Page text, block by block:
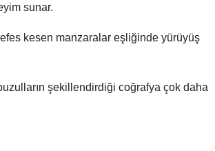
sunar.
kesen manzaralar eşliğinde yürüyüş
şekillendirdiği coğrafya çok daha